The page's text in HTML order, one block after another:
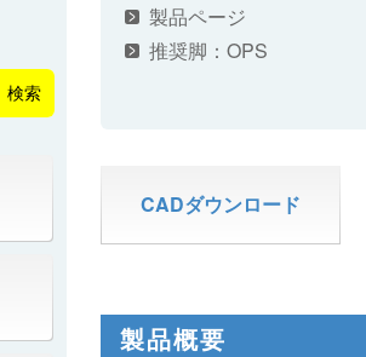
検索
製品ページ
推奨脚： OPS
CADダウンロード
製品概要